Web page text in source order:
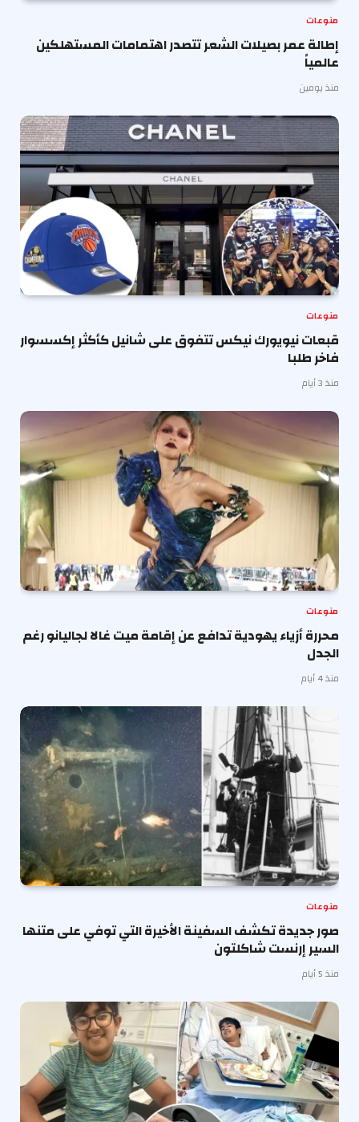
منوعات
إطالة عمر بصيلات الشعر تتصدر اهتمامات المستهلكين
عالمياً
منذ يومين
منوعات
قبعات نيويورك نيكس تتفوق على شانيل كأكثر إكسسوار
فاخر طلبا
منذ 3 أيام
منوعات
محررة أزياء يهودية تدافع عن إقامة ميت غالا لجاليانو رغم
الجدل
منذ 4 أيام
منوعات
صور جديدة تكشف السفينة الأخيرة التي توفي على متنها
السير إرنست شاكلتون
منذ 5 أيام